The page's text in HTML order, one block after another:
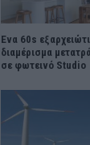
Ένα 60s
διαμέρισμα
σε φωτεινό Studio